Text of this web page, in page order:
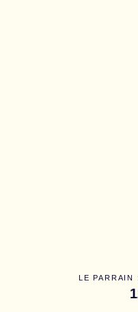
LE